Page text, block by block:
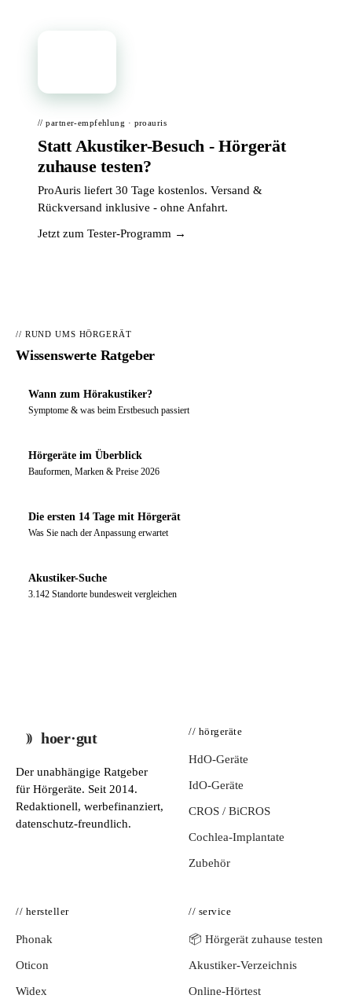
// partner-empfehlung · proauris
Statt Akustiker-Besuch - Hörgerät
zuhause testen?
ProAuris liefert 30 Tage kostenlos. Versand &
Rückversand inklusive - ohne Anfahrt.
Jetzt zum Tester-Programm →
// RUND UMS HÖRGERÄT
Wissenswerte Ratgeber
Wann zum Hörakustiker?
Symptome & was beim Erstbesuch passiert
Hörgeräte im Überblick
Bauformen, Marken & Preise 2026
Die ersten 14 Tage mit Hörgerät
Was Sie nach der Anpassung erwartet
Akustiker-Suche
3.142 Standorte bundesweit vergleichen
hoer·gut
Der unabhängige Ratgeber
für Hörgeräte. Seit 2014.
Redaktionell, werbefinanziert,
datenschutz-freundlich.
// hörgeräte
HdO-Geräte
IdO-Geräte
CROS / BiCROS
Cochlea-Implantate
Zubehör
// hersteller
Phonak
Oticon
Widex
// service
📦 Hörgerät zuhause testen
Akustiker-Verzeichnis
Online-Hörtest